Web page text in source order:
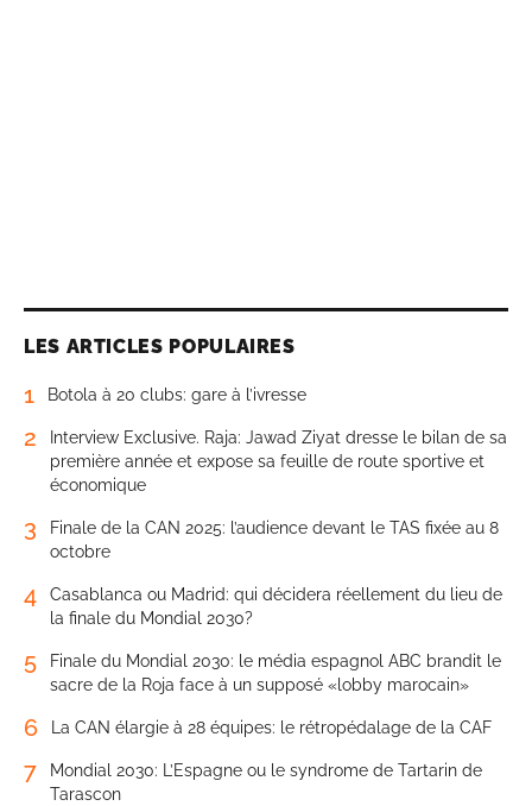
LES ARTICLES POPULAIRES
1 Botola à 20 clubs: gare à l’ivresse
2
Interview Exclusive. Raja: Jawad Ziyat dresse le bilan de sa
première année et expose sa feuille de route sportive et
économique
3
Finale de la CAN 2025: l’audience devant le TAS fixée au 8
octobre
4
Casablanca ou Madrid: qui décidera réellement du lieu de
la finale du Mondial 2030?
5
Finale du Mondial 2030: le média espagnol ABC brandit le
sacre de la Roja face à un supposé «lobby marocain»
6 La CAN élargie à 28 équipes: le rétropédalage de la CAF
7
Mondial 2030: L’Espagne ou le syndrome de Tartarin de
Tarascon